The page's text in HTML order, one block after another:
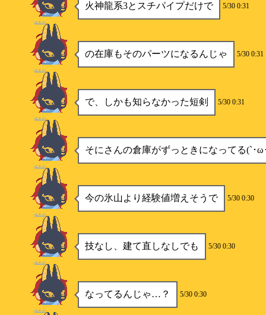
火神龍系3とスチパイプだけで 5/30 0:31
ゆきの
の在庫もそのパーツになるんじゃ 5/30 0:31
ゆきの
で、しかも知らなかった短剣 5/30 0:31
ゆきの
そにさんの倉庫がずっときになってる(`･
ゆきの
今の氷山より経験値増えそうで 5/30 0:30
ゆきの
技なし、建て直しなしでも 5/30 0:30
ゆきの
なってるんじゃ…？ 5/30 0:30
ゆきの